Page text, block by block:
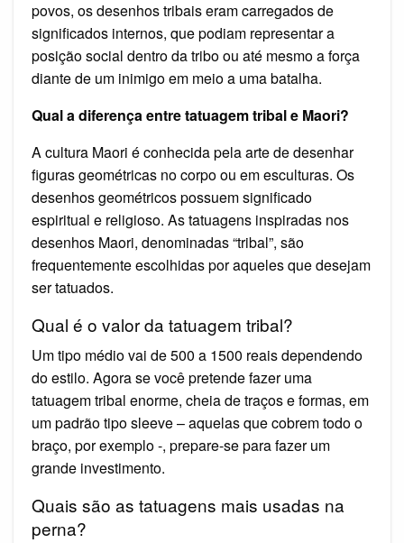
povos, os desenhos tribais eram carregados de
significados internos, que podiam representar a
posição social dentro da tribo ou até mesmo a força
diante de um inimigo em meio a uma batalha.
Qual a diferença entre tatuagem tribal e Maori?
A cultura Maori é conhecida pela arte de desenhar
figuras geométricas no corpo ou em esculturas. Os
desenhos geométricos possuem significado
espiritual e religioso. As tatuagens inspiradas nos
desenhos Maori, denominadas “tribal”, são
frequentemente escolhidas por aqueles que desejam
ser tatuados.
Qual é o valor da tatuagem tribal?
Um tipo médio vai de 500 a 1500 reais dependendo
do estilo. Agora se você pretende fazer uma
tatuagem tribal enorme, cheia de traços e formas, em
um padrão tipo sleeve – aquelas que cobrem todo o
braço, por exemplo -, prepare-se para fazer um
grande investimento.
Quais são as tatuagens mais usadas na
perna?